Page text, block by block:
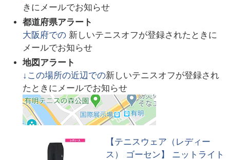
きにメールでお知らせ
都道府県アラート
大阪府での 新しいテニスオフが登録されたときに
メールでお知らせ
地図アラート
↓この場所の近辺での新しいテニスオフが登録され
たときにメールでお知らせ
【テニスウェア（レディー
ス） ゴーセン】 ニットライト